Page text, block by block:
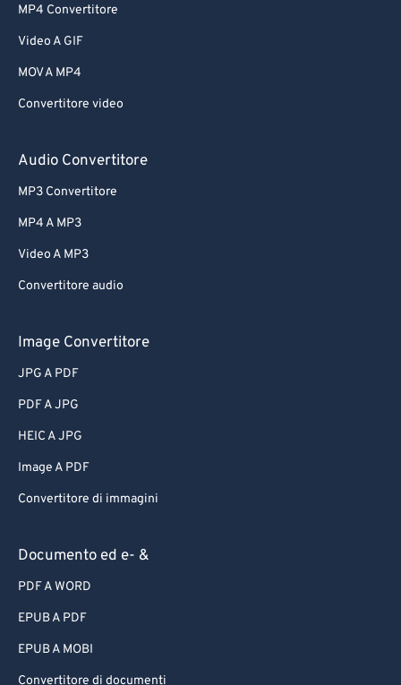
MP4 Convertitore
Video A GIF
MOV A MP4
Convertitore video
Audio Convertitore
MP3 Convertitore
MP4 A MP3
Video A MP3
Convertitore audio
Image Convertitore
JPG A PDF
PDF A JPG
HEIC A JPG
Image A PDF
Convertitore di immagini
Documento ed e- &
PDF A WORD
EPUB A PDF
EPUB A MOBI
Convertitore di documenti